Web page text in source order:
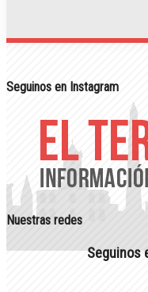
Seguinos en Instagram
Nuestras redes
Seguinos